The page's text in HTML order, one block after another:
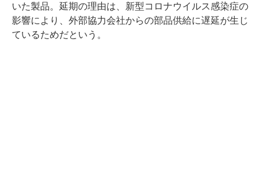
いた製品。延期の理由は、新型コロナウイルス感染症の
影響により、外部協力会社からの部品供給に遅延が生じ
ているためだという。